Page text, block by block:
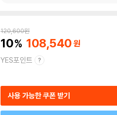
120,600원
10 108,540
YES포인트
사용 가능한 쿠폰 받기